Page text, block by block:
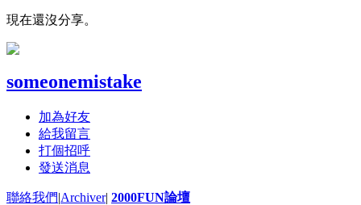
現在還沒分享。
someonemistake
加為好友
給我留言
打個招呼
發送消息
聯絡我們|Archiver| 2000FUN論壇